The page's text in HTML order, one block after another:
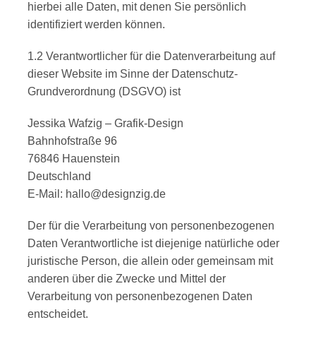
hierbei alle Daten, mit denen Sie persönlich
identifiziert werden können.
1.2 Verantwortlicher für die Datenverarbeitung auf
dieser Website im Sinne der Datenschutz-
Grundverordnung (DSGVO) ist
Jessika Wafzig – Grafik-Design
Bahnhofstraße 96
76846 Hauenstein
Deutschland
E-Mail: hallo@designzig.de
Der für die Verarbeitung von personenbezogenen
Daten Verantwortliche ist diejenige natürliche oder
juristische Person, die allein oder gemeinsam mit
anderen über die Zwecke und Mittel der
Verarbeitung von personenbezogenen Daten
entscheidet.